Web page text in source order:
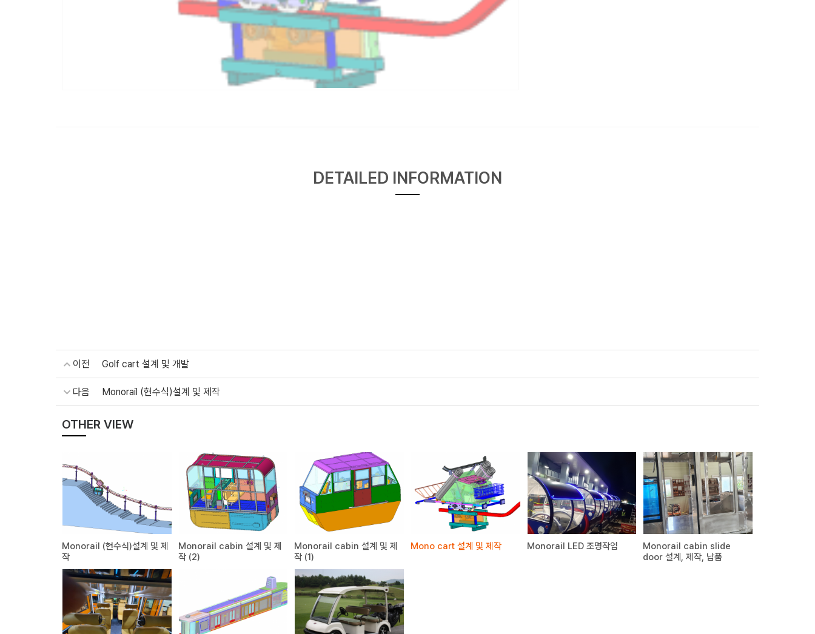
DETAILED INFORMATION
이전 Golf cart 설계 및 개발
다음 Monorail (현수식)설계 및 제작
OTHER VIEW
Monorail (현수식)설계 및 제
작
Monorail cabin 설계 및 제
작 (2)
Monorail cabin 설계 및 제
작 (1)
Mono cart 설계 및 제작 Monorail LED 조명작업
Monorail cabin slide
door 설계, 제작, 납품